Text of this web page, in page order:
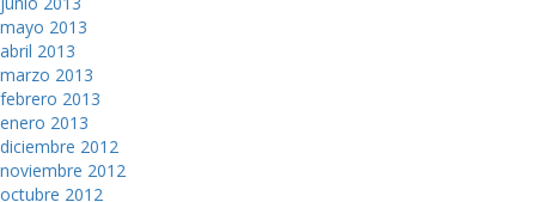
mayo 2013
abril 2013
marzo 2013
febrero 2013
enero 2013
diciembre 2012
noviembre 2012
octubre 2012